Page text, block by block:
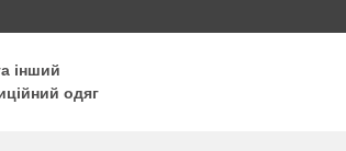
інший
одяг